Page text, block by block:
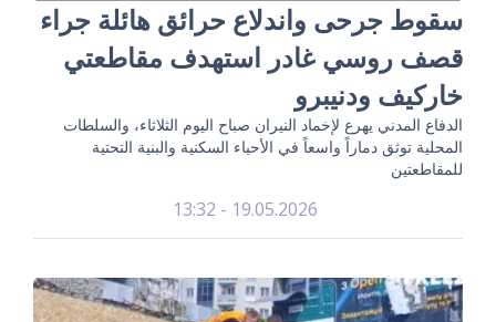
سقوط جرحى واندلاع حرائق هائلة جراء
قصف روسي غادر استهدف مقاطعتي
خاركيف ودنيبرو
الدفاع المدني يهرع لإخماد النيران صباح اليوم الثلاثاء، والسلطات
المحلية توثق دماراً واسعاً في الأحياء السكنية والبنية التحتية
للمقاطعتين
19.05.2026 - 13:32